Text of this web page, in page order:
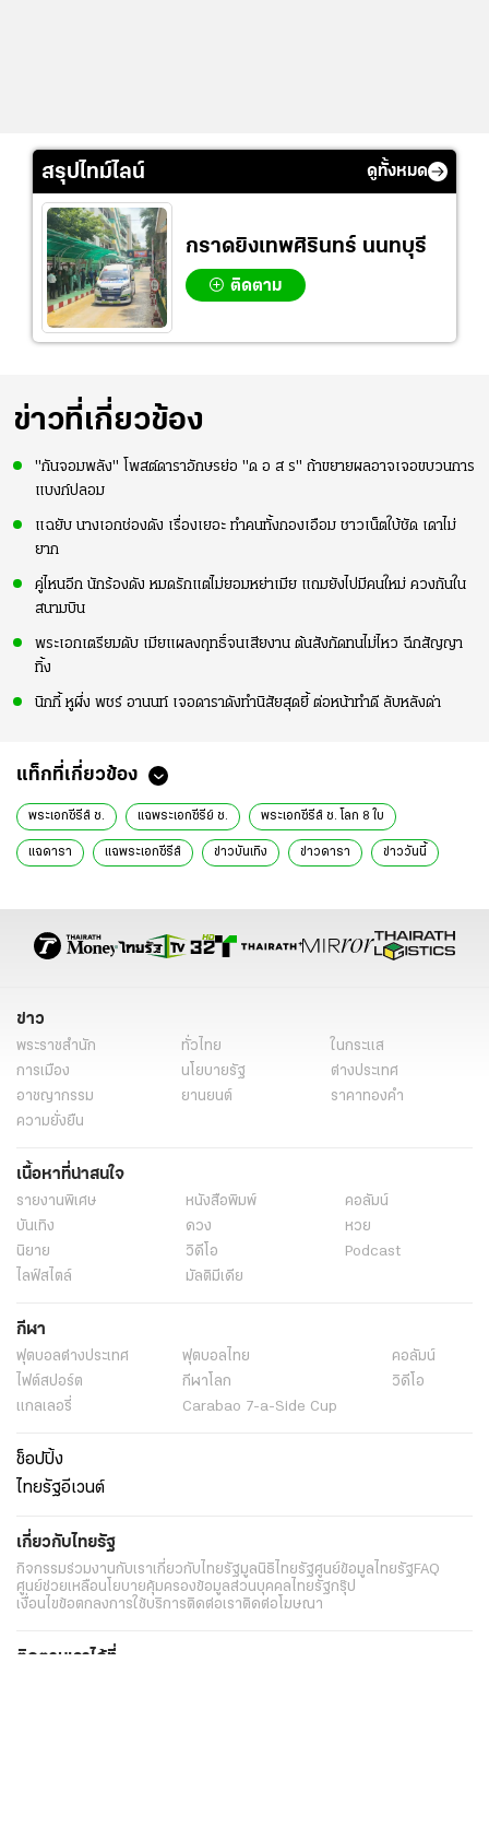
สรุปไทม์ไลน์ ดูทั้งหมด
กราดยิงเทพศิรินทร์ นนทบุรี
ติดตาม
ข่าวที่เกี่ยวข้อง
"กันจอมพลัง" โพสต์ดาราอักษรย่อ "ด อ ส ร" ถ้าขยายผลอาจเจอขบวนการ
แบงก์ปลอม
แฉยับ นางเอกช่องดัง เรื่องเยอะ ทำคนทั้งกองเอือม ชาวเน็ตใบ้ชัด เดาไม่
ยาก
คู่ไหนอีก นักร้องดัง หมดรักแต่ไม่ยอมหย่าเมีย แถมยังไปมีคนใหม่ ควงกันใน
สนามบิน
พระเอกเตรียมดับ เมียแผลงฤทธิ์จนเสียงาน ต้นสังกัดทนไม่ไหว ฉีกสัญญา
ทิ้ง
นิกกี้ หูผึ่ง พชร์ อานนท์ เจอดาราดังทำนิสัยสุดยี้ ต่อหน้าทำดี ลับหลังด่า
แท็กที่เกี่ยวข้อง
พระเอกซีรีส์ ช. แฉพระเอกซีรีย์ ช. พระเอกซีรีส์ ช. โลก 8 ใบ
แฉดารา แฉพระเอกซีรีส์ ข่าวบันเทิง ข่าวดารา ข่าววันนี้
ข่าว
พระราชสำนัก ทั่วไทย
ในกระแส
การเมือง
นโยบายรัฐ
ต่างประเทศ
อาชญากรรม
ยานยนต์
ราคาทองคำ
ความยั่งยืน
เนื้อหาที่น่าสนใจ
รายงานพิเศษ หนังสือพิมพ์
คอลัมน์
บันเทิง
ดวง
หวย
นิยาย
วิดีโอ
Podcast
ไลฟ์สไตล์
มัลติมีเดีย
กีฬา
ฟุตบอลต่่างประเทศ ฟุตบอลไทย
คอลัมน์
ไฟต์สปอร์ต
กีฬาโลก
วิดีโอ
แกลเลอรี่
Carabao 7-a-Side Cup
ช็อปปิ้ง
ไทยรัฐอีเวนต์
เกี่ยวกับไทยรัฐ
กิจกรรมร่วมงานกับเราเกี่ยวกับไทยรัฐมูลนิธิไทยรัฐศูนย์ข้อมูลไทยรัฐFAQ
ศูนย์ช่วยเหลือนโยบายคุ้มครองข้อมูลส่วนบุคคลไทยรัฐกรุ๊ป
เงื่อนไขข้อตกลงการใช้บริการติดต่อเราติดต่อโฆษณา
ติดตามเราได้ที่